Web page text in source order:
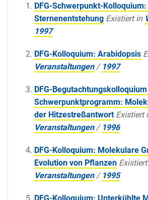
DFG-Schwerpunkt-
Sternenentstehung Existiert in
1997
DFG-Kolloquium: Arabidopsis
Veranstaltungen / 1997
DFG-
Schwerpunktprogramm:
der Hitzestreßantwort Existiert
Veranstaltungen / 1996
DFG-Kolloquium: Molekulare
Evolution von Pflanzen
Veranstaltungen / 1995